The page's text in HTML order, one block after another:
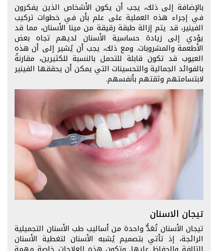
بالإضافة إلى ذلك، يجب أن يكون الأشخاص الذين يفكرون
في إجراء هذه العملية على علم بأن في خطوات تركيب
الفينير، قد يتم إزالة طبقة رقيقة من مينا الأسنان، مما قد
يؤدي إلى زيادة حساسية الأسنان لديهم تجاه بعض
الأطعمة والمشروبات. ومع ذلك، يجب أن يُشير إلى أن هذه
العيوب قد تكون قابلة للتحمل بالنسبة للكثيرين، مقارنةً
بالفوائد الجمالية والتحسينات التي يمكن أن يحققها الفينير
لابتسامتهم وثقتهم بأنفسهم.
تيجان الاسنان
تيجان الأسنان تُعَدُّ واحدة من أساليب طب الأسنان التجميلية
الرائجة، إذ تأتي بتصميم يُشبه الأسنان لتغطية الأسنان